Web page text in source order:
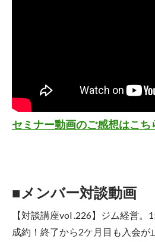
セミナー動画のご感想はこち
■メンバー対談動画
【対談講座vol .226】ジム経営
成約！終了から2ケ月目も入会